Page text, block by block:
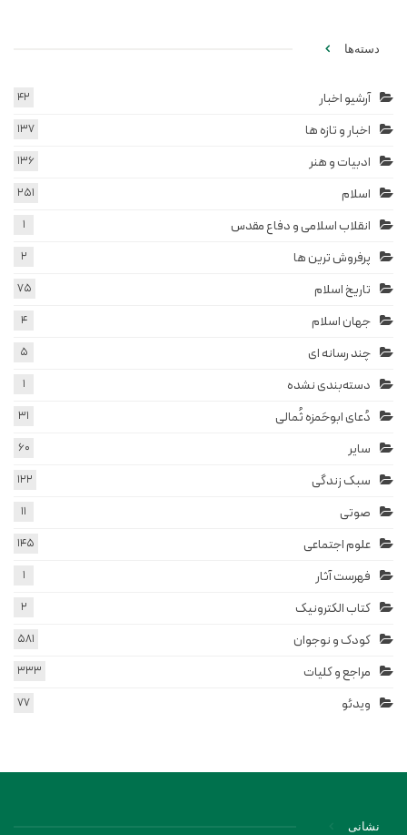
دسته‌ها
آرشیو اخبار 42
اخبار و تازه ها 137
ادبیات و هنر 136
اسلام 251
انقلاب اسلامی و دفاع مقدس 1
پرفروش ترین ها 2
تاریخ اسلام 75
جهان اسلام 4
چند رسانه ای 5
دسته‌بندی نشده 1
دُعای ابوحَمزه ثُمالی 31
سایر 60
سبک زندگی 122
صوتی 11
علوم اجتماعی 145
فهرست آثار 1
کتاب الکترونیک 2
کودک و نوجوان 581
مراجع و کلیات 333
ویدئو 77
نشانی